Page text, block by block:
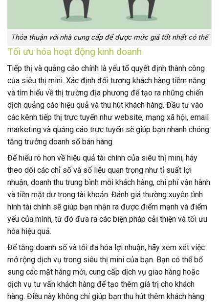
Thỏa thuận với nhà cung cấp để được mức giá tốt nhất có thể
Tối ưu hóa hoạt động kinh doanh
Tiếp thị và quảng cáo chính là yếu tố quyết định thành công
của siêu thị mini. Xác định đối tượng khách hàng tiềm năng
và tìm hiểu về thị trường địa phương để tạo ra những chiến
dịch quảng cáo hiệu quả và thu hút khách hàng. Đầu tư vào
các kênh tiếp thị trực tuyến như website, mạng xã hội, email
marketing và quảng cáo trực tuyến sẽ giúp bạn nhanh chóng
tăng trưởng doanh số bán hàng.
Để hiểu rõ hơn về hiệu quả tài chính của siêu thị mini, hãy
theo dõi các chỉ số và số liệu quan trọng như tỉ suất lợi
nhuận, doanh thu trung bình mỗi khách hàng, chi phí vận hành
và tiền mặt dư trong tài khoản. Đánh giá thường xuyên tình
hình tài chính sẽ giúp bạn nhận ra được điểm mạnh và điểm
yếu của mình, từ đó đưa ra các biện pháp cải thiện và tối ưu
hóa hiệu quả.
Để tăng doanh số và tối đa hóa lợi nhuận, hãy xem xét việc
mở rộng dịch vụ trong siêu thị mini của bạn. Bạn có thể bổ
sung các mặt hàng mới, cung cấp dịch vụ giao hàng hoặc
dịch vụ tư vấn khách hàng để tạo thêm giá trị cho khách
hàng. Điều này không chỉ giúp bạn thu hút thêm khách hàng